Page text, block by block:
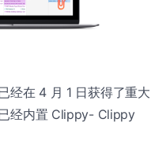
经在 4 月 1 日获得了重大
经内置 Clippy- Clippy